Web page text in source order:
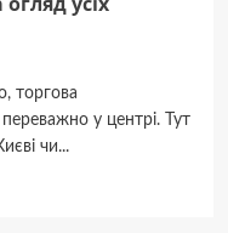
торгова
у центрі. Тут
чи...